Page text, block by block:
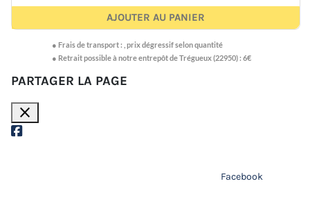
AJOUTER AU PANIER
● Frais de transport : prix dégressif selon quantité
● Retrait possible à notre entrepôt de Trégueux (22950) : 6€
PARTAGER LA PAGE
close
Facebook